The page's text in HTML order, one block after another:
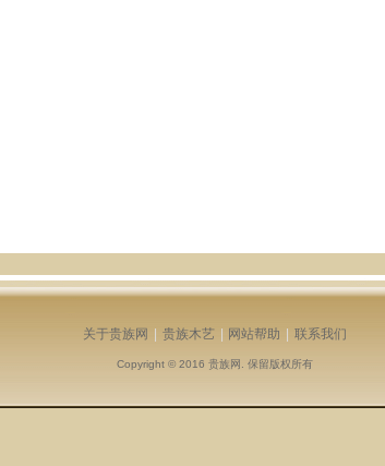
关于贵族网 贵族木艺 网站帮助 联系我们
Copyright © 2016 贵族网 . 保留版权所有